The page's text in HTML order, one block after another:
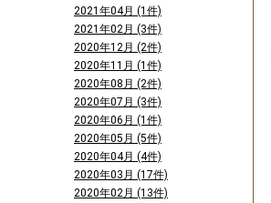
2021年04月 (1件)
2021年02月 (3件)
2020年12月 (2件)
2020年11月 (1件)
2020年08月 (2件)
2020年07月 (3件)
2020年06月 (1件)
2020年05月 (5件)
2020年04月 (4件)
2020年03月 (17件)
2020年02月 (13件)